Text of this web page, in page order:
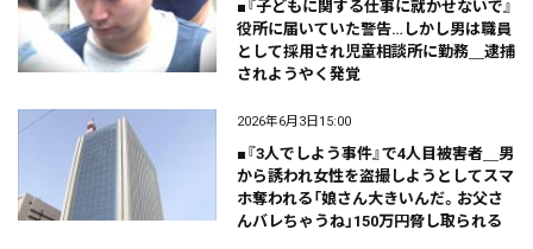
■『子どもに関する仕事に就かせないで』
役所に届いていた警告…しかし男は職員
として採用され児童相談所に勤務＿逮捕
されようやく発覚
2026年6月3日15:00
■『3人でしよう事件』で4人目被害者＿男
から誘われ女性を盗撮しようとしてスマ
ホ奪われる「娘さん大きいんだ。お父さ
んバレちゃうね」150万円脅し取られる